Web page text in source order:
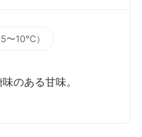
〜10℃）
のある甘味。